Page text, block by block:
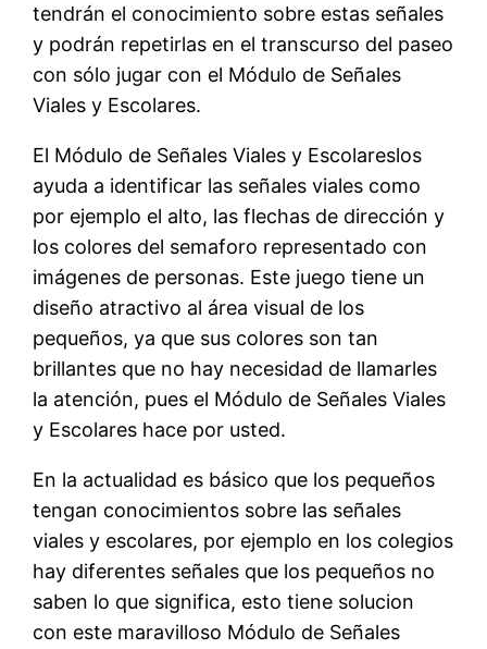
tendrán el conocimiento sobre estas señales
y podrán repetirlas en el transcurso del paseo
con sólo jugar con el Módulo de Señales
Viales y Escolares.
El Módulo de Señales Viales y Escolareslos
ayuda a identificar las señales viales como
por ejemplo el alto, las flechas de dirección y
los colores del semaforo representado con
imágenes de personas. Este juego tiene un
diseño atractivo al área visual de los
pequeños, ya que sus colores son tan
brillantes que no hay necesidad de llamarles
la atención, pues el Módulo de Señales Viales
y Escolares hace por usted.
En la actualidad es básico que los pequeños
tengan conocimientos sobre las señales
viales y escolares, por ejemplo en los colegios
hay diferentes señales que los pequeños no
saben lo que significa, esto tiene solucion
con este maravilloso Módulo de Señales